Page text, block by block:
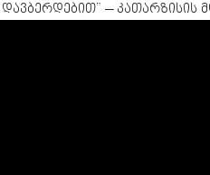
დავბერდებით” –